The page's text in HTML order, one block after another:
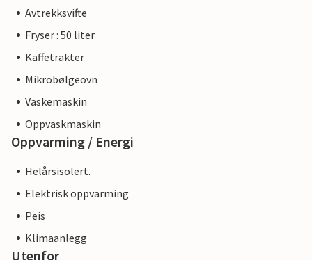
Avtrekksvifte
Fryser : 50 liter
Kaffetrakter
Mikrobølgeovn
Vaskemaskin
Oppvaskmaskin
Oppvarming / Energi
Helårsisolert.
Elektrisk oppvarming
Peis
Klimaanlegg
Utenfor